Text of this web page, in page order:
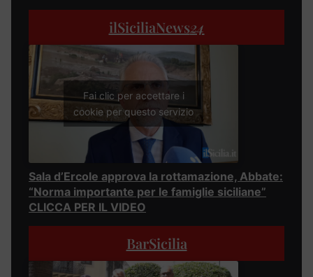
ilSiciliaNews24
Fai clic per accettare i
cookie per questo servizio
Sala d’Ercole approva la rottamazione, Abbate:
“Norma importante per le famiglie siciliane”
CLICCA PER IL VIDEO
BarSicilia